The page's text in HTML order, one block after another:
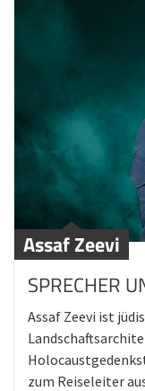
Assaf Zeevi
SPRECHER
Assaf Zeevi ist
zum Reiseleiter